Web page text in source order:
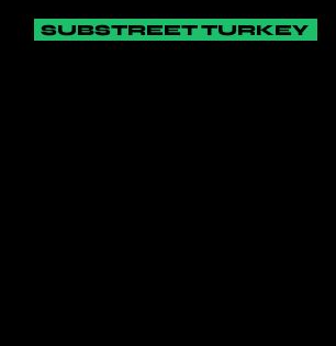
SUBSTREET TURKEY